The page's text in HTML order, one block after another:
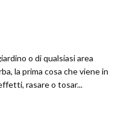
o di qualsiasi area
la prima cosa che viene in
rasare o tosar...